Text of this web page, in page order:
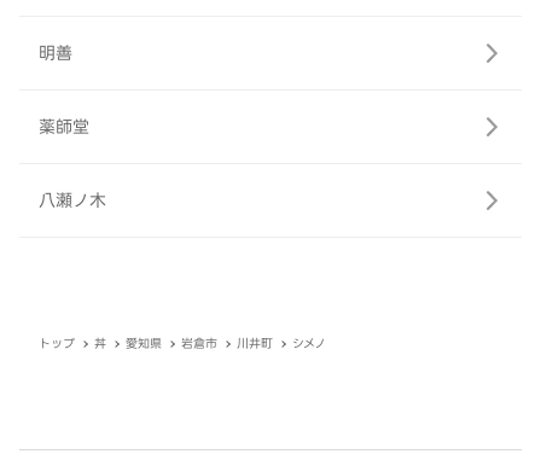
明善
薬師堂
八瀬ノ木
トップ 丼 愛知県 岩倉市 川井町 シメノ